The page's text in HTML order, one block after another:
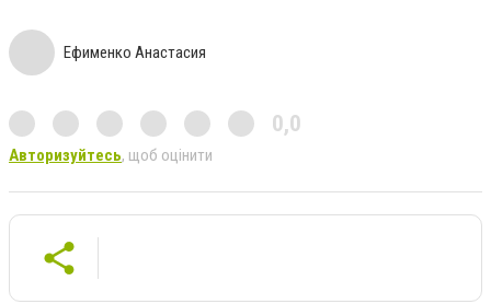
Ефименко Анастасия
0,0
Авторизуйтесь, щоб оцінити